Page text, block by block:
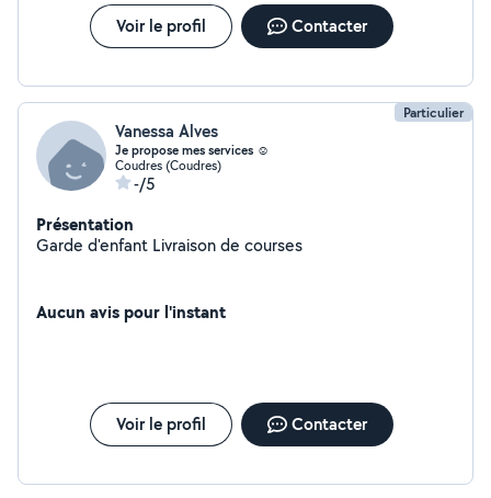
Voir le profil Contacter
Particulier
Vanessa Alves
Je propose mes services ☺️
Coudres (Coudres)
-/5
Présentation
Garde d'enfant Livraison de courses
Aucun avis pour l'instant
Voir le profil Contacter